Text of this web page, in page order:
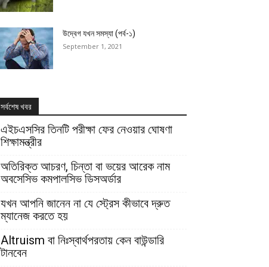
উদ্বেগ যখন সমস্যা (পর্ব-১)
September 1, 2021
সর্বশেষ খবর
এইচএসসির তিনটি পরীক্ষা ফের নেওয়ার ঘোষণা
শিক্ষামন্ত্রীর
অতিরিক্ত আচরণ, চিন্তা বা ভয়ের আরেক নাম
অবসেসিভ কমপালসিভ ডিসঅর্ডার
যখন আপনি জানেন না যে স্ট্রেস কীভাবে দ্রুত
ম্যানেজ করতে হয়
Altruism বা নিঃস্বার্থপরতায় কেন বাউন্ডারি
টানবেন